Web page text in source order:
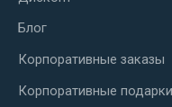
Блог
Корпоративные заказы
Корпоративные подарки